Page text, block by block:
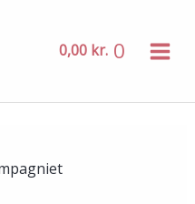
0,00 kr. 0